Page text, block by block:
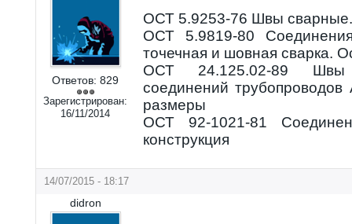
Ответов: 829
Зарегистрирован:
16/11/2014
ОСТ 5.9253-76 Швы сварные.
ОСТ 5.9819-80
точечная и шовная сварка.
ОСТ 24.125.02-89 Швы
соединений
размеры
ОСТ 92-1021-81
конструкция
14/07/2015 - 18:17
didron